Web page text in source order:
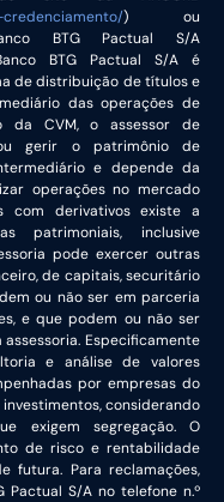
) ou
BTG Pactual S/A
BTG Pactual S/A é
de distribuição de títulos e
das operações de
da CVM, o assessor de
gerir o patrimônio de
e depende da
operações no mercado
com derivativos existe a
patrimoniais, inclusive
pode exercer outras
de capitais, securitário
ou não ser em parceria
e que podem ou não ser
Especificamente
e análise de valores
por empresas do
considerando
exigem segregação. O
de risco e rentabilidade
futura. Para reclamações,
S/A no telefone n.º